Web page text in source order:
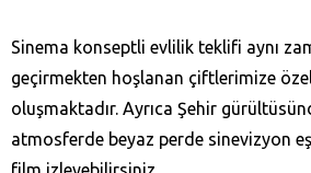
Sinema konseptli evlilik teklifi aynı
geçirmekten hoşlanan çiftlerimize
oluşmaktadır. Ayrıca Şehir
atmosferde beyaz perde sinevizyon